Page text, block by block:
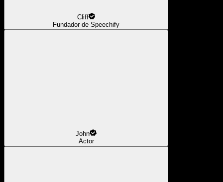
Cliff
Fundador de Speechify
John
Actor